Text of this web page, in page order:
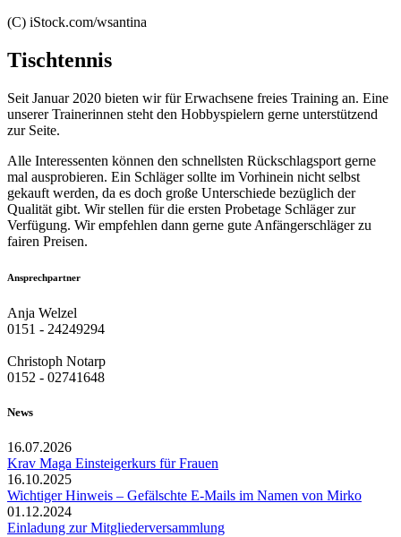
(C) iStock.com/wsantina
Tischtennis
Seit Januar 2020 bieten wir für Erwachsene freies Training an. Eine
unserer Trainerinnen steht den Hobbyspielern gerne unterstützend
zur Seite.
Alle Interessenten können den schnellsten Rückschlagsport gerne
mal ausprobieren. Ein Schläger sollte im Vorhinein nicht selbst
gekauft werden, da es doch große Unterschiede bezüglich der
Qualität gibt. Wir stellen für die ersten Probetage Schläger zur
Verfügung. Wir empfehlen dann gerne gute Anfängerschläger zu
fairen Preisen.
Ansprechpartner
Anja Welzel
0151 - 24249294
Christoph Notarp
0152 - 02741648
News
16.07.2026
Krav Maga Einsteigerkurs für Frauen
16.10.2025
Wichtiger Hinweis – Gefälschte E-Mails im Namen von Mirko
01.12.2024
Einladung zur Mitgliederversammlung